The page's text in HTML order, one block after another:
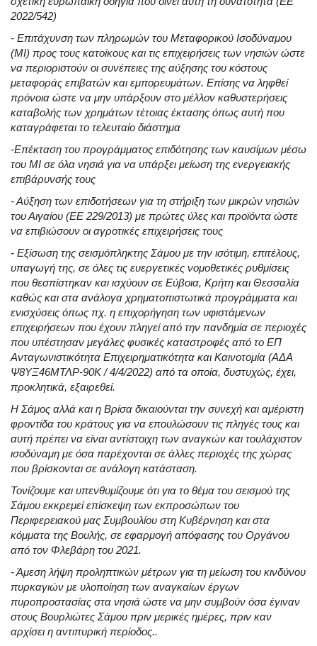
2022/542)
- Επιτάχυνση των πληρωμών του Μεταφορικού Ισοδύναμου
(ΜΙ) προς τους κατοίκους και τις επιχειρήσεις των νησιών ώστε
να περιοριστούν οι συνέπειες της αύξησης του κόστους
μεταφοράς επιβατών και εμπορευμάτων. Επίσης να ληφθεί
πρόνοια ώστε να μην υπάρξουν στο μέλλον καθυστερήσεις
καταβολής των χρημάτων τέτοιας έκτασης όπως αυτή που
καταγράφεται το τελευταίο διάστημα
-Επέκταση του προγράμματος επιδότησης των καυσίμων μέσω
του ΜΙ σε όλα νησιά για να υπάρξει μείωση της ενεργειακής
επιβάρυνσής τους
- Αύξηση των επιδοτήσεων για τη στήριξη των μικρών νησιών
του Αιγαίου (ΕΕ 229/2013) με πρώτες ύλες και προϊόντα ώστε
να επιβιώσουν οι αγροτικές επιχειρήσεις τους
- Εξίσωση της σεισμόπληκτης Σάμου με την ισότιμη, επιτέλους,
υπαγωγή της, σε όλες τις ευεργετικές νομοθετικές ρυθμίσεις
που θεσπίστηκαν και ισχύουν σε Εύβοια, Κρήτη και Θεσσαλία
καθώς και στα ανάλογα χρηματοπιστωτικά προγράμματα και
ενισχύσεις όπως πχ. η επιχορήγηση των υφιστάμενων
επιχειρήσεων που έχουν πληγεί από την πανδημία σε περιοχές
που υπέστησαν μεγάλες φυσικές καταστροφές από το ΕΠ
Ανταγωνιστικότητα Επιχειρηματικότητα και Καινοτομία (ΑΔΑ
Ψ8ΥΞ46ΜΤΛΡ-90Κ / 4/4/2022) από τα οποία, δυστυχώς, έχει,
προκλητικά, εξαιρεθεί.
Η Σάμος αλλά και η Βρίσα δικαιούνται την συνεχή και αμέριστη
φροντίδα του κράτους για να επουλώσουν τις πληγές τους και
αυτή πρέπει να είναι αντίστοιχη των αναγκών και τουλάχιστον
ισοδύναμη με όσα παρέχονται σε άλλες περιοχές της χώρας
που βρίσκονται σε ανάλογη κατάσταση.
Τονίζουμε και υπενθυμίζουμε ότι για το θέμα του σεισμού της
Σάμου εκκρεμεί επίσκεψη των εκπροσώπων του
Περιφερειακού μας Συμβουλίου στη Κυβέρνηση και στα
κόμματα της Βουλής, σε εφαρμογή απόφασης του Οργάνου
από τον Φλεβάρη του 2021.
- Άμεση λήψη προληπτικών μέτρων για τη μείωση του κινδύνου
πυρκαγιών με υλοποίηση των αναγκαίων έργων
πυροπροστασίας στα νησιά ώστε να μην συμβούν όσα έγιναν
στους Βουρλιώτες Σάμου πριν μερικές ημέρες, πριν καν
αρχίσει η αντιπυρική περίοδος..